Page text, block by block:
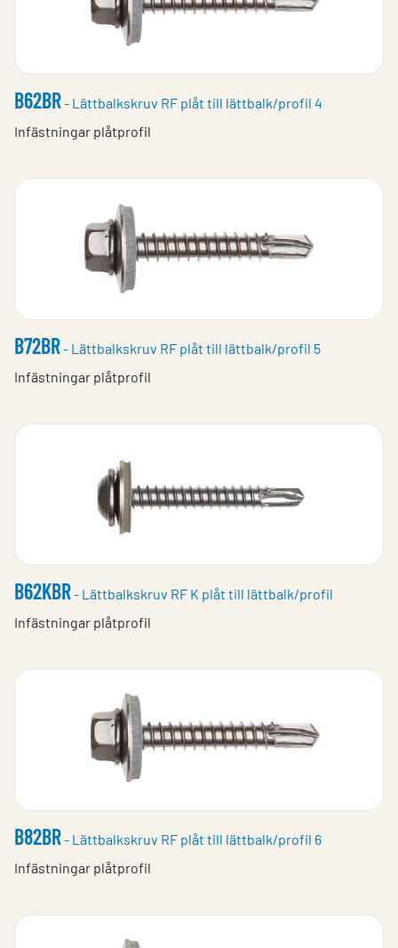
B62BR- Lättbalkskruv RF plåt till lättbalk/profil 4
Infästningar plåtprofil
B72BR- Lättbalkskruv RF plåt till lättbalk/profil 5
Infästningar plåtprofil
B62KBR- Lättbalkskruv RF K plåt till lättbalk/profil
Infästningar plåtprofil
B82BR- Lättbalkskruv RF plåt till lättbalk/profil 6
Infästningar plåtprofil